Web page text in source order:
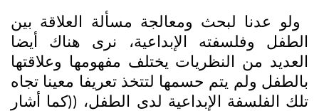
ولو عدنا لبحث ومعالجة مسألة العلاقة بين
الطفل وفلسفته الإبداعية، نرى هناك أيضا
العديد من النظريات يختلف مفهومها وعلاقتها
بالطفل ولم يتم حسمها لتتخذ تعريفا معينا تجاه
تلك الفلسفة الإبداعية لدى الطفل، ((كما أشار